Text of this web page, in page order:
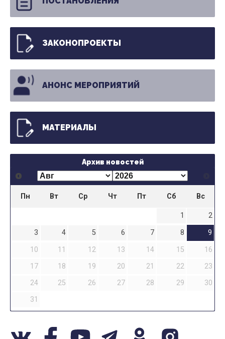
ЗАКОНОПРОЕКТЫ
АНОНС МЕРОПРИЯТИЙ
МАТЕРИАЛЫ
Архив новостей
Пн Вт Ср Чт Пт Сб Вс
1
2
3
4 5 6 7 8
9
10
11 12 13 14 15
16
17
18 19 20 21 22
23
24
25 26 27 28 29
30
31